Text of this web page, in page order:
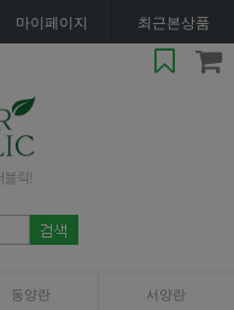
마이페이지 최근본상품
동양란 서양란